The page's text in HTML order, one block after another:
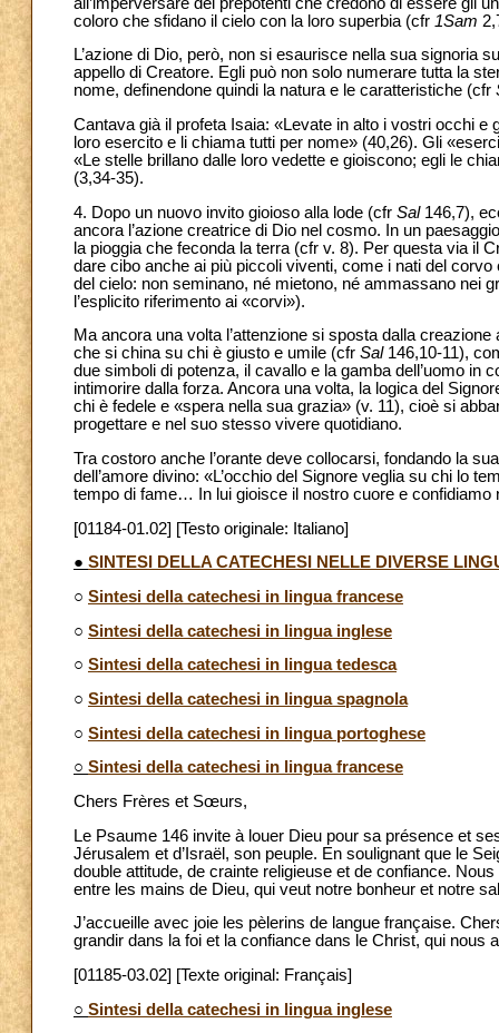
coloro che sfidano il cielo con la loro superbia (cfr 1Sam
L’azione di Dio, però, non si esaurisce nella sua signoria
appello di Creatore. Egli può non solo numerare tutta la
nome, definendone quindi la natura e le caratteristiche (cfr
Cantava già il profeta Isaia: «Levate in alto i vostri occhi
loro esercito e li chiama tutti per nome» (40,26). Gli
«Le stelle brillano dalle loro vedette e gioiscono; egli le
(3,34-35).
4. Dopo un nuovo invito gioioso alla lode (cfr Sal146,7),
ancora l’azione creatrice di Dio nel cosmo. In un
la pioggia che feconda la terra (cfr v. 8). Per questa via il
dare cibo anche ai più piccoli viventi, come i nati del
del cielo: non seminano, né mietono, né ammassano nei
l’esplicito riferimento ai «corvi»).
Ma ancora una volta l’attenzione si sposta dalla
che si china su chi è giusto e umile (cfr Sal146,10-11),
due simboli di potenza, il cavallo e la gamba dell’uomo in
intimorire dalla forza. Ancora una volta, la logica del
chi è fedele e «spera nella sua grazia» (v. 11), cioè si
progettare e nel suo stesso vivere quotidiano.
Tra costoro anche l’orante deve collocarsi, fondando la
dell’amore divino: «L’occhio del Signore veglia su chi lo
tempo di fame… In lui gioisce il nostro cuore e confidiamo
[01184-01.02] [Testo originale: Italiano]
● SINTESI DELLA CATECHESI NELLE DIVERSE
○ Sintesi della catechesi in lingua francese
○ Sintesi della catechesi in lingua inglese
○ Sintesi della catechesi in lingua tedesca
○ Sintesi della catechesi in lingua spagnola
○ Sintesi della catechesi in lingua portoghese
○ Sintesi della catechesi in lingua francese
Chers Frères et Sœurs,
Le Psaume 146 invite à louer Dieu pour sa présence et
Jérusalem et d’Israël, son peuple. En soulignant que le
double attitude, de crainte religieuse et de confiance.
entre les mains de Dieu, qui veut notre bonheur et notre
J’accueille avec joie les pèlerins de langue française.
grandir dans la foi et la confiance dans le Christ, qui nous
[01185-03.02] [Texte original: Français]
○ Sintesi della catechesi in lingua inglese